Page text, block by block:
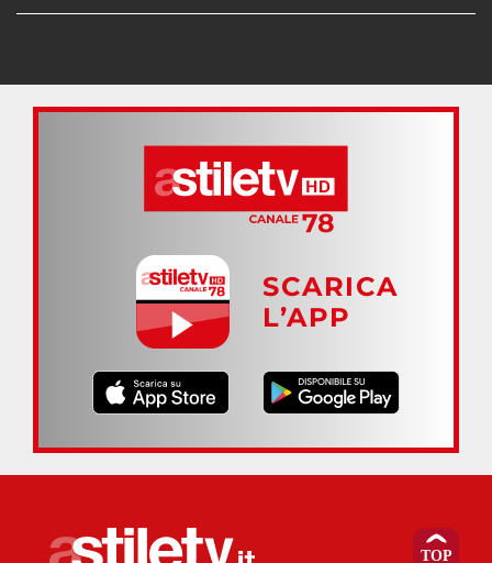
SCARICA
L’APP